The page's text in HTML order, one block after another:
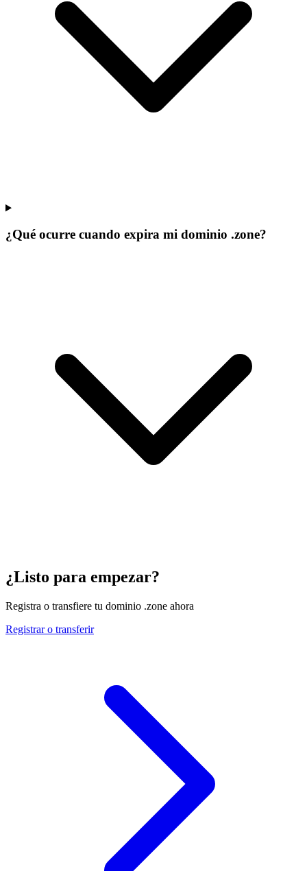
¿Qué ocurre cuando expira mi dominio .zone?
¿Listo para empezar?
Registra o transfiere tu dominio .zone ahora
Registrar o transferir